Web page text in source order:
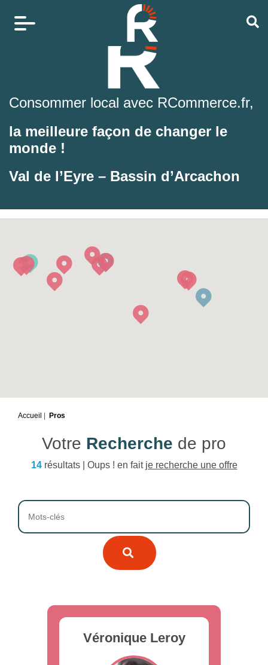
Consommer local avec RCommerce.fr,
la meilleure façon de changer le
monde !
Val de l’Eyre – Bassin d’Arcachon
Accueil Pros
Votre Recherche de pro
14résultats | Oups ! en fait je recherche une offre
Véronique Leroy